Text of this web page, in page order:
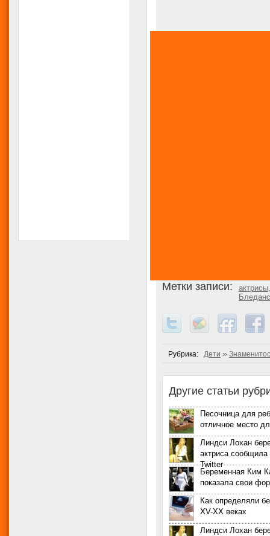
Метки записи: актрисы
Бледанс
Рубрика: Дети »
Другие статьи
Песочница для
отличное место
Линдси Лохан
актриса сообщила
Twitter
Беременная Ким
показала свои
Как определяли
XV-XX веках
Линдси Лохан